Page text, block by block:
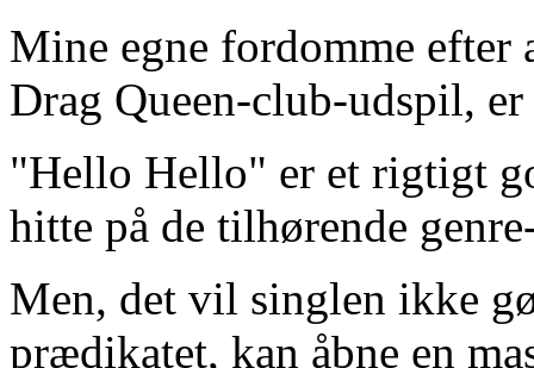
Mine egne fordomme efter
Drag Queen-club-udspil,
"Hello Hello" er et rigtigt
hitte på de tilhørende
Men, det vil singlen ikke
prædikatet, kan åbne en